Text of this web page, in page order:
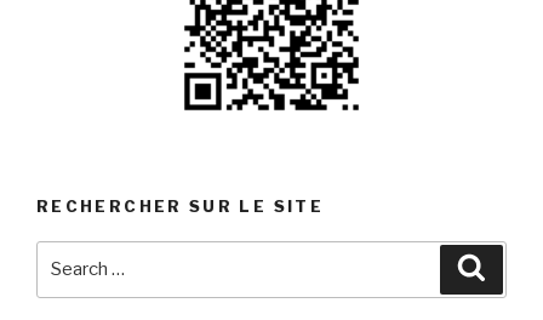
RECHERCHER SUR LE SITE